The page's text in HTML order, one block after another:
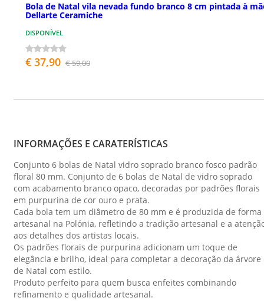
Bola de Natal vila nevada fundo branco 8 cm pintada à
Dellarte Ceramiche
DISPONÍVEL
€ 37,90 € 59,00
INFORMAÇÕES E CARATERÍSTICAS
Conjunto 6 bolas de Natal vidro soprado branco fosco padrão
floral 80 mm. Conjunto de 6 bolas de Natal de vidro soprado
com acabamento branco opaco, decoradas por padrões florais
em purpurina de cor ouro e prata.
Cada bola tem um diâmetro de 80 mm e é produzida de forma
artesanal na Polónia, refletindo a tradição artesanal e a
aos detalhes dos artistas locais.
Os padrões florais de purpurina adicionam um toque de
elegância e brilho, ideal para completar a decoração da árvore
de Natal com estilo.
Produto perfeito para quem busca enfeites combinando
refinamento e qualidade artesanal.